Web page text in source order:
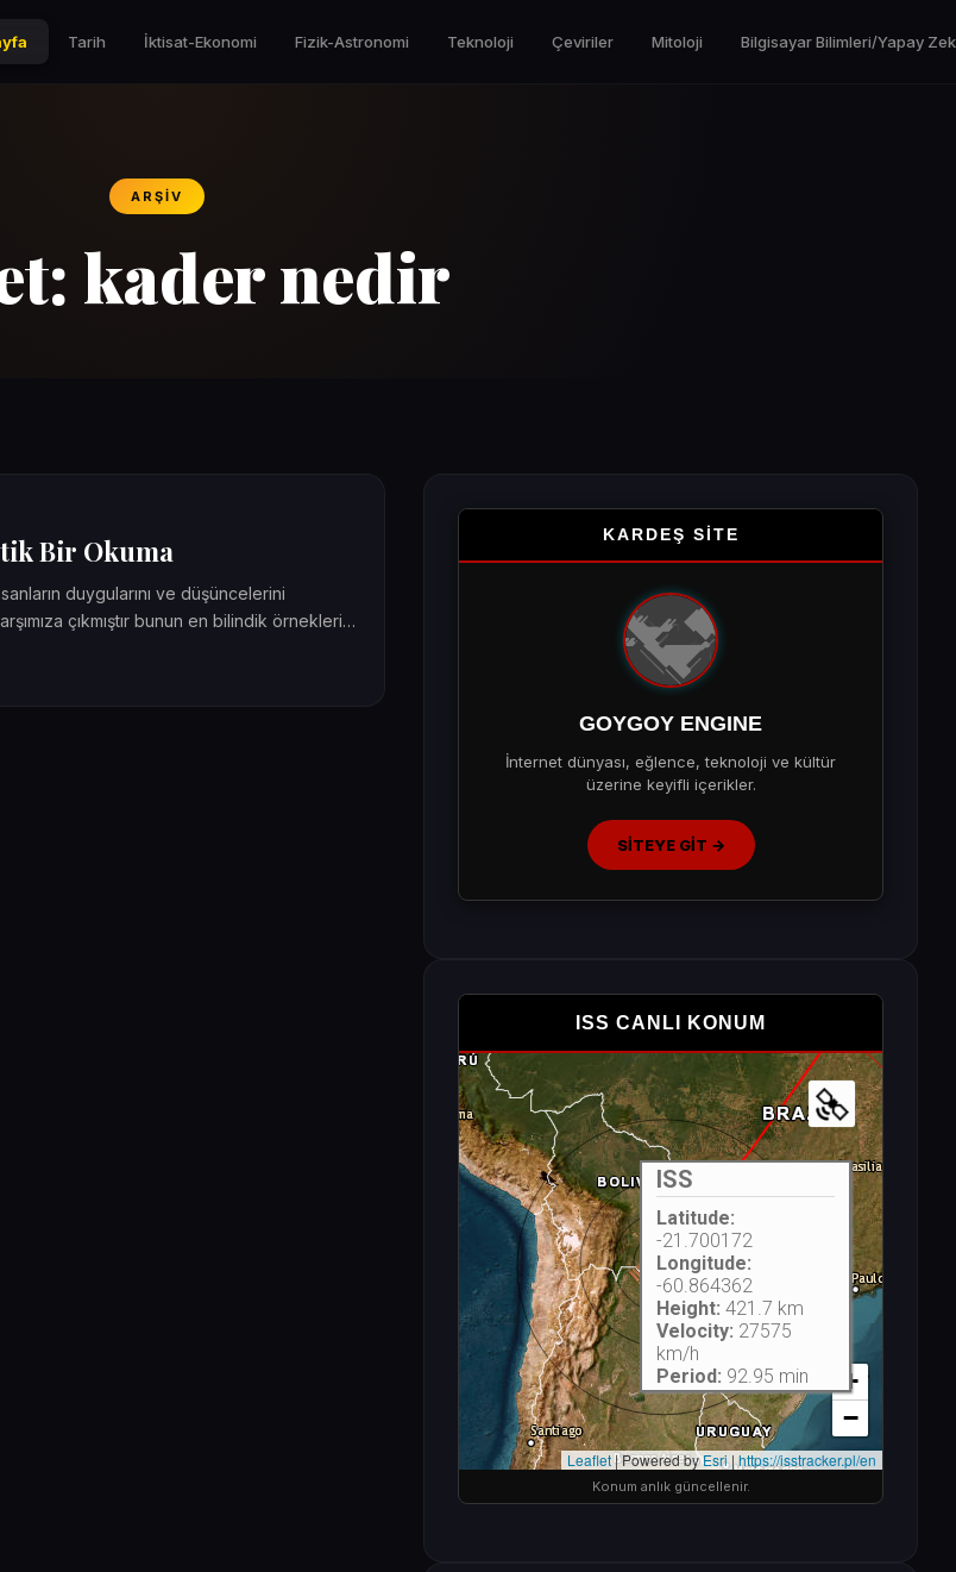
Tarih İktisat-Ekonomi Fizik-Astronomi Teknoloji Çeviriler Mitoloji Bilgisayar Bilimleri/Yapay
ARŞIV
kader nedir
Bir Okuma
duygularını ve düşüncelerini
çıkmıştır bunun en bilindik örnekleri
KARDEŞ SİTE
GOYGOY ENGINE
İnternet dünyası, eğlence, teknoloji ve kültür
üzerine keyifli içerikler.
SİTEYE GİT →
ISS CANLI KONUM
Konum anlık güncellenir.